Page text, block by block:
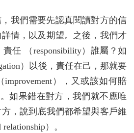
我們需要先認真閱讀對方的信
情，以及期望。之後，我們才
任 （responsibility）誰屬？如
）以後，責任在己，那就要
），又或該如何賠
。如果錯在對方，我們就不應唯
，說到底我們都希望與客戶維
）。